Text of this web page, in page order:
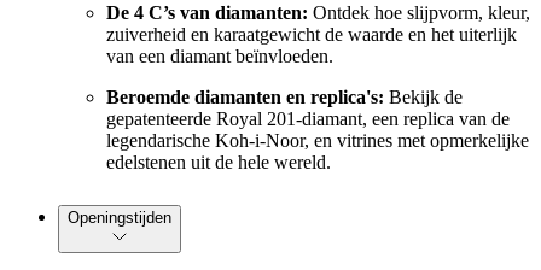
De 4 C’s van diamanten: Ontdek hoe slijpvorm, kleur,
zuiverheid en karaatgewicht de waarde en het uiterlijk
van een diamant beïnvloeden.
Beroemde diamanten en replica's: Bekijk de
gepatenteerde Royal 201-diamant, een replica van de
legendarische Koh-i-Noor, en vitrines met opmerkelijke
edelstenen uit de hele wereld.
Openingstijden